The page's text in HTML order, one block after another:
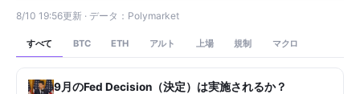
8/10 19:56更新 · データ：Polymarket
すべて BTC ETH アルト 上場 規制 マクロ
9月のFed Decision（決定）は実施されるか？